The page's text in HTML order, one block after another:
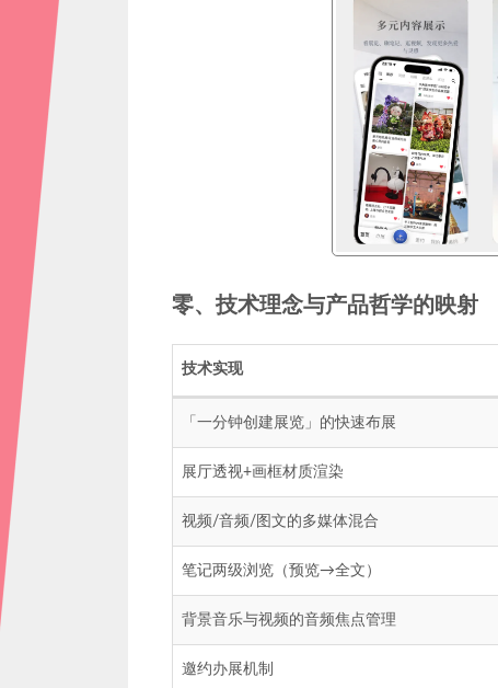
零、技术理念与产品哲学的映射
技术实现
「一分钟创建展览」的快速布展
展厅透视+画框材质渲染
视频/音频/图文的多媒体混合
笔记两级浏览（预览→全文）
背景音乐与视频的音频焦点管理
邀约办展机制